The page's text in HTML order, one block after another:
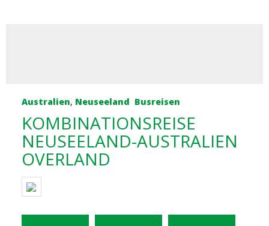
Australien, Neuseeland Busreisen
KOMBINATIONSREISE
NEUSEELAND-AUSTRALIEN
OVERLAND